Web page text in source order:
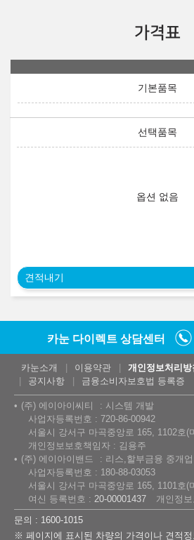
가격표
옵션 없음
견적내기
카눈 다이렉트 상담센터
카눈소개 이용약관 개인정보처리방
공지사항
금융소비자보호법 등록증
(주) 에이아이씨티 시스템 개발
사업자등록번호 : 720-86-00942
서울시 강서구 마곡중앙로 165, 1102호(
개인정보보호책임자 : 김용주
(주) 에이아이밴드
리스,할부금융 중개업
사업자등록번호 : 180-88-03053
서울시 강서구 마곡중앙로 165, 1101호(
여신 등록번호 : 20-00001437
개인정
문의 : 1600-1015
※ 페이지에 표시된 차량의 가격이나 견적